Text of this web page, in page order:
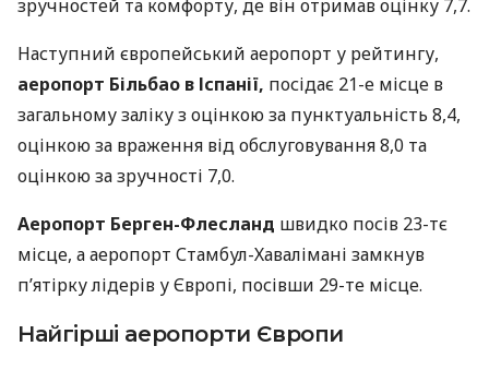
зручностей та комфорту, де він отримав оцінку 7,7.
Наступний європейський аеропорт у рейтингу,
аеропорт Більбао в Іспанії, посідає 21-е місце в
загальному заліку з оцінкою за пунктуальність 8,4,
оцінкою за враження від обслуговування 8,0 та
оцінкою за зручності 7,0.
Аеропорт Берген-Флесланд швидко посів 23-тє
місце, а аеропорт Стамбул-Хавалімані замкнув
п’ятірку лідерів у Європі, посівши 29-те місце.
Найгірші аеропорти Європи